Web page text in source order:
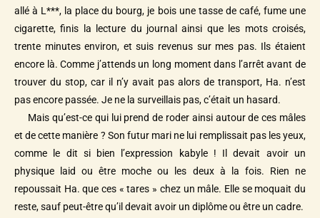
allé à L***, la place du bourg, je bois une tasse de café, fume une
cigarette, finis la lecture du journal ainsi que les mots croisés,
trente minutes environ, et suis revenus sur mes pas. Ils étaient
encore là. Comme j’attends un long moment dans l’arrêt avant de
trouver du stop, car il n’y avait pas alors de transport, Ha. n’est
pas encore passée. Je ne la surveillais pas, c’était un hasard.
Mais qu’est-ce qui lui prend de roder ainsi autour de ces mâles
et de cette manière ? Son futur mari ne lui remplissait pas les yeux,
comme le dit si bien l’expression kabyle ! Il devait avoir un
physique laid ou être moche ou les deux à la fois. Rien ne
repoussait Ha. que ces « tares » chez un mâle. Elle se moquait du
reste, sauf peut-être qu’il devait avoir un diplôme ou être un cadre.